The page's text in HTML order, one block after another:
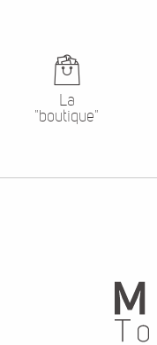
La
"boutique"